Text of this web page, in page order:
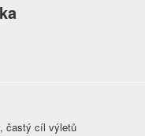
častý cíl výletů